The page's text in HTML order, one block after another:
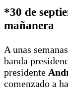
*30 de
mañanera
A unas
banda
presidente
comenzado a